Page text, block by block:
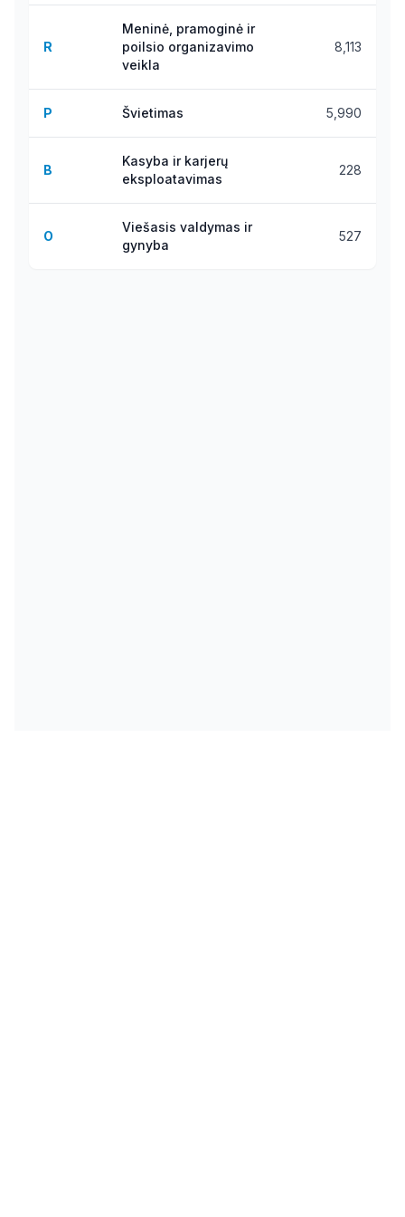
R
Meninė, pramoginė ir
poilsio organizavimo
veikla
8,113
P Švietimas 5,990
B
Kasyba ir karjerų
eksploatavimas
228
O
Viešasis valdymas ir
gynyba
527